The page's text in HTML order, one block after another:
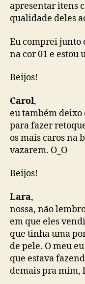
apresentar itens
qualidade deles
Eu comprei junto
na cor 01 e estou
Beijos!
Carol,
eu também
para fazer
os mais caros na
vazarem. O_O
Beijos!
Lara,
nossa, não
em que eles
que tinha uma
de pele. O meu
que estava
demais pra mim,